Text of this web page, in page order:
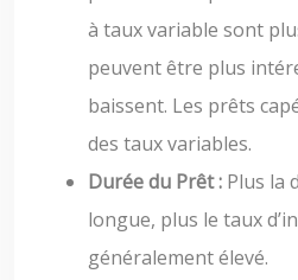
à taux variable sont
peuvent être plus
baissent. Les prêts
des taux variables.
Durée du Prêt : Plus la
longue, plus le taux
généralement élevé.